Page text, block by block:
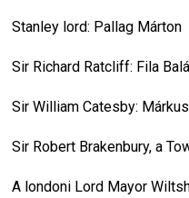
Stanley lord: Pallag Márton
Sir Richard Ratcliff: Fila
Sir William Catesby:
Sir Robert Brakenbury, a
A londoni Lord Mayor